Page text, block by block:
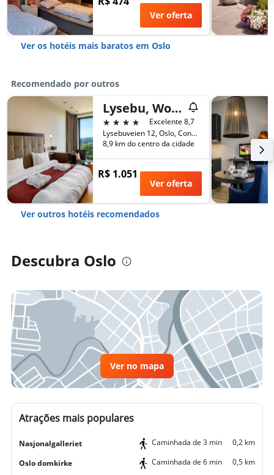
Ver oferta
Ver os hotéis mais baratos em Oslo
Recomendado por outros
Lysebu, WorldHotels Crafted
4 estrelas
Excelente 8,7
Lysebuveien 12, Oslo, Condado de Oslo, Noruega
8,9 km do centro da cidade
R$ 1.051
Ver oferta
Ver outros hotéis recomendados
Descubra Oslo
Ver no mapa
Atrações mais populares
Nasjonalgalleriet Caminhada de 3 min
0,2 km
Oslo domkirke
Caminhada de 6 min
0,5 km